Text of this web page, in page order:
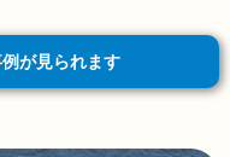
が見られます